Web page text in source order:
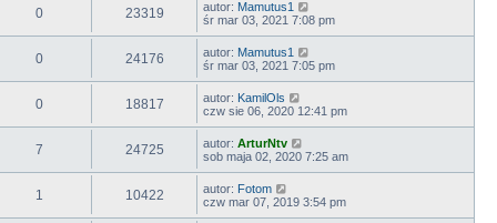
0 23319 autor: Mamutus1
śr mar 03, 2021 7:08 pm
0 24176 autor: Mamutus1
śr mar 03, 2021 7:05 pm
0 18817 autor: KamilOls
czw sie 06, 2020 12:41 pm
7 24725 autor: ArturNtv
sob maja 02, 2020 7:25 am
1 10422 autor: Fotom
czw mar 07, 2019 3:54 pm